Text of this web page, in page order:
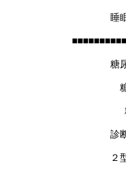
睡
糖
診
２